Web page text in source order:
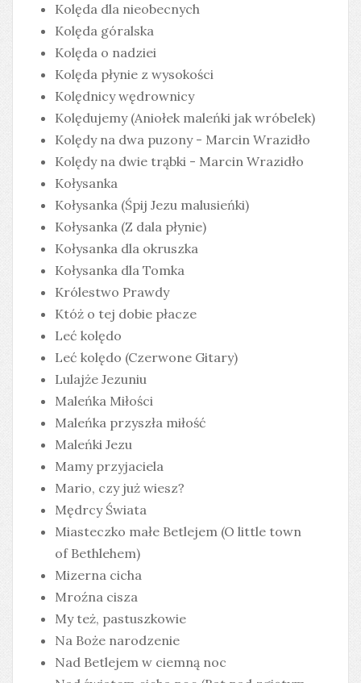
Kolęda dla nieobecnych
Kolęda góralska
Kolęda o nadziei
Kolęda płynie z wysokości
Kolędnicy wędrownicy
Kolędujemy (Aniołek maleńki jak wróbelek)
Kolędy na dwa puzony - Marcin Wrazidło
Kolędy na dwie trąbki - Marcin Wrazidło
Kołysanka
Kołysanka (Śpij Jezu malusieńki)
Kołysanka (Z dala płynie)
Kołysanka dla okruszka
Kołysanka dla Tomka
Królestwo Prawdy
Któż o tej dobie płacze
Leć kolędo
Leć kolędo (Czerwone Gitary)
Lulajże Jezuniu
Maleńka Miłości
Maleńka przyszła miłość
Maleńki Jezu
Mamy przyjaciela
Mario, czy już wiesz?
Mędrcy Świata
Miasteczko małe Betlejem (O little town
of Bethlehem)
Mizerna cicha
Mroźna cisza
My też, pastuszkowie
Na Boże narodzenie
Nad Betlejem w ciemną noc